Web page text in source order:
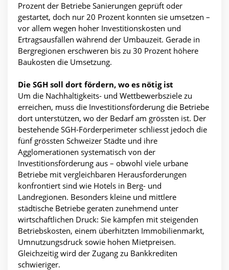
Prozent der Betriebe Sanierungen geprüft oder
gestartet, doch nur 20 Prozent konnten sie umsetzen –
vor allem wegen hoher Investitionskosten und
Ertragsausfällen während der Umbauzeit. Gerade in
Bergregionen erschweren bis zu 30 Prozent höhere
Baukosten die Umsetzung.
Die SGH soll dort fördern, wo es nötig ist
Um die Nachhaltigkeits- und Wettbewerbsziele zu
erreichen, muss die Investitionsförderung die Betriebe
dort unterstützen, wo der Bedarf am grössten ist. Der
bestehende SGH-Förderperimeter schliesst jedoch die
fünf grössten Schweizer Städte und ihre
Agglomerationen systematisch von der
Investitionsförderung aus – obwohl viele urbane
Betriebe mit vergleichbaren Herausforderungen
konfrontiert sind wie Hotels in Berg- und
Landregionen. Besonders kleine und mittlere
städtische Betriebe geraten zunehmend unter
wirtschaftlichen Druck: Sie kämpfen mit steigenden
Betriebskosten, einem überhitzten Immobilienmarkt,
Umnutzungsdruck sowie hohen Mietpreisen.
Gleichzeitig wird der Zugang zu Bankkrediten
schwieriger.